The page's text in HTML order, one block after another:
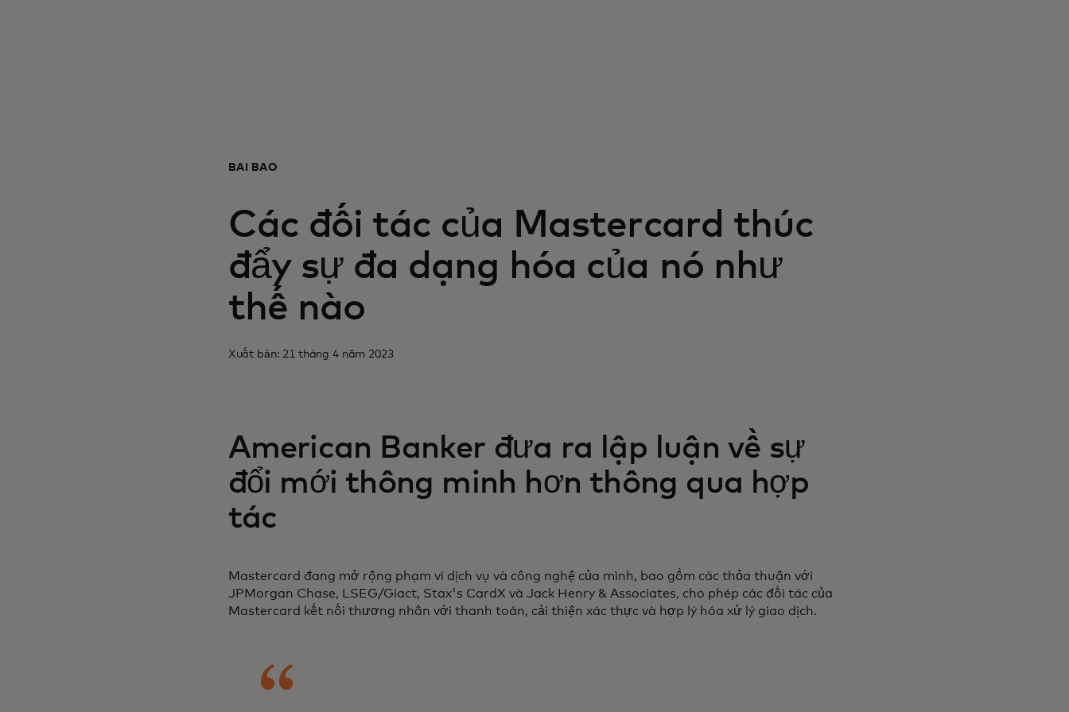
BÀI BÁO
Các đối tác của Mastercard thúc
đẩy sự đa dạng hóa của nó như
thế nào
Xuất bản: 21 tháng 4 năm 2023
American Banker đưa ra lập luận về sự
đổi mới thông minh hơn thông qua hợp
tác
Mastercard đang mở rộng phạm vi dịch vụ và công nghệ của mình, bao gồm các thỏa thuận với
JPMorgan Chase, LSEG/Giact, Stax's CardX và Jack Henry & Associates, cho phép các đối tác của
Mastercard kết nối thương nhân với thanh toán, cải thiện xác thực và hợp lý hóa xử lý giao dịch.